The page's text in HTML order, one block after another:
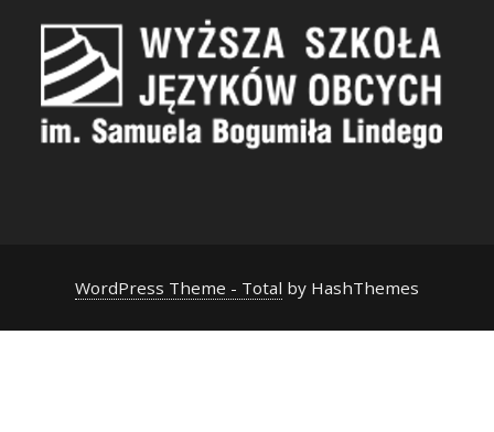
WordPress Theme - Total by HashThemes